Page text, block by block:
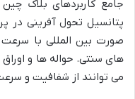
جامع کاربردهای بلاک
پتانسیل تحول آفرینی در
صورت بین المللی با سرعت
های سنتی. حواله ها و اوراق
می توانند از شفافیت و